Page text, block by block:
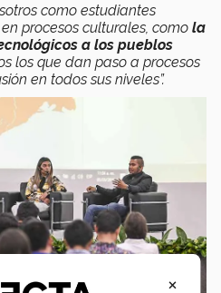
como estudiantes
procesos culturales, como la
a los pueblos
los que dan paso a procesos
en todos sus niveles”.
×